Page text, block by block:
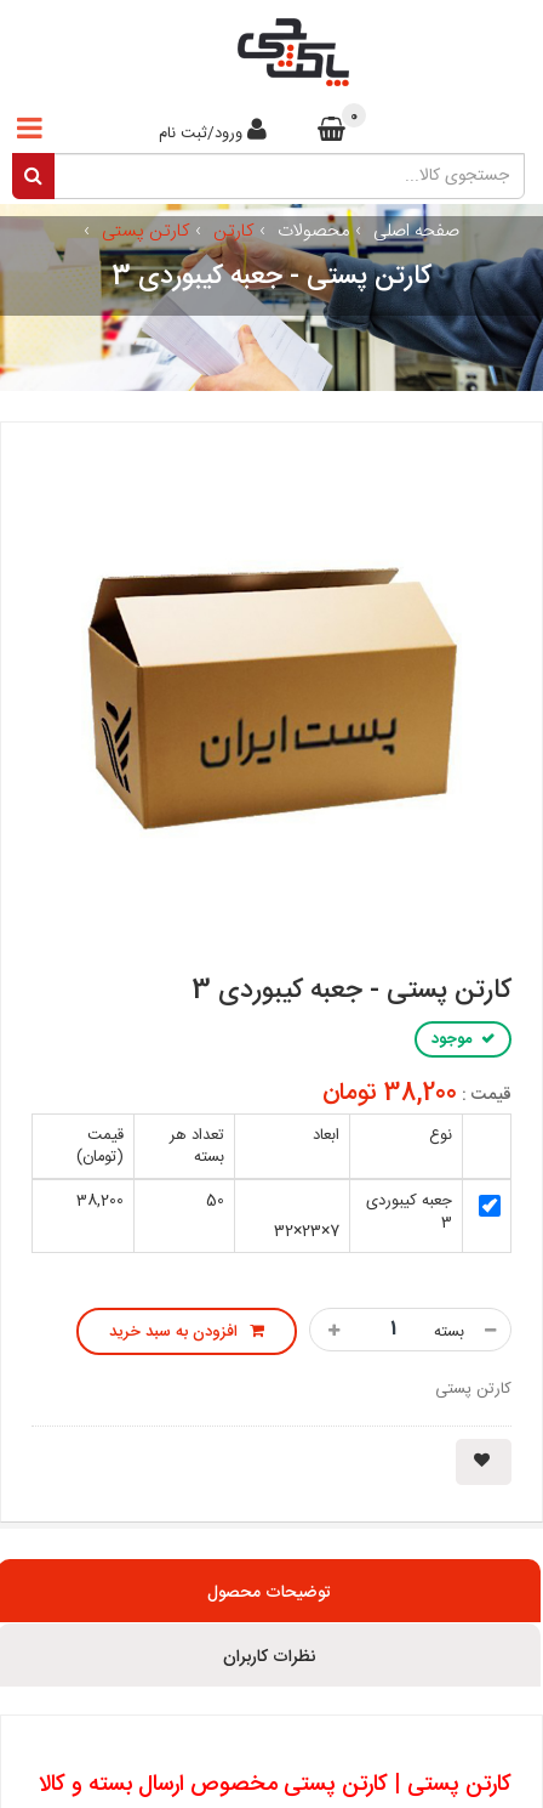
ورود/ثبت نام
0
صفحه اصلی › محصولات › کارتن › کارتن پستی ›
کارتن پستی - جعبه کیبوردی 3
کارتن پستی - جعبه کیبوردی 3
موجود
قیمت : 38,200 تومان
نوع ابعاد
تعداد هر
بسته
قیمت
(تومان)
جعبه کیبوردی
3
7×23×32
50
38,200
بسته افزودن به سبد خرید
کارتن پستی
توضیحات محصول
نظرات کاربران
کارتن پستی | کارتن پستی مخصوص ارسال بسته و کالا